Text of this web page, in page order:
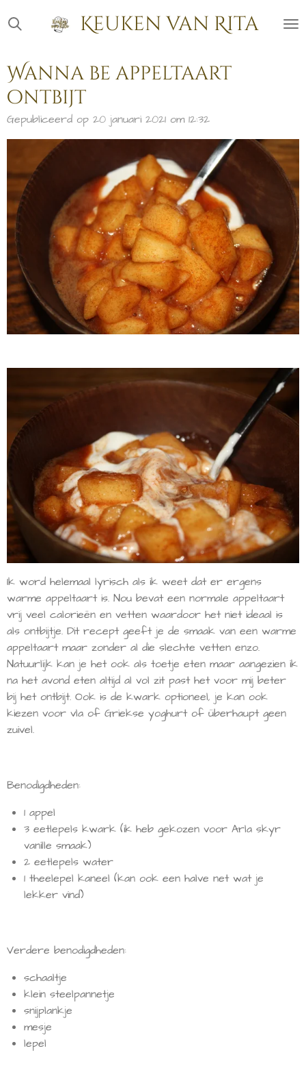
Ga
direct
de
hoofdinhoud
Keuken van Rita
Wanna be appeltaart
ontbijt
Gepubliceerd op 20 januari 2021 om 12:32
Ik word helemaal lyrisch als ik weet dat er ergens
warme appeltaart is. Nou bevat een normale appeltaart
vrij veel calorieën en vetten waardoor het niet ideaal is
als ontbijtje. Dit recept geeft je de smaak van een warme
appeltaart maar zonder al die slechte vetten enzo.
Natuurlijk kan je het ook als toetje eten maar aangezien ik
na het avond eten altijd al vol zit past het voor mij beter
bij het ontbijt. Ook is de kwark optioneel, je kan ook
kiezen voor vla of Griekse yoghurt of überhaupt geen
zuivel.
Benodigdheden:
1 appel
3 eetlepels kwark (ik heb gekozen voor Arla skyr
vanille smaak)
2 eetlepels water
1 theelepel kaneel (kan ook een halve net wat je
lekker vind)
Verdere benodigdheden:
schaaltje
klein steelpannetje
snijplankje
mesje
lepel